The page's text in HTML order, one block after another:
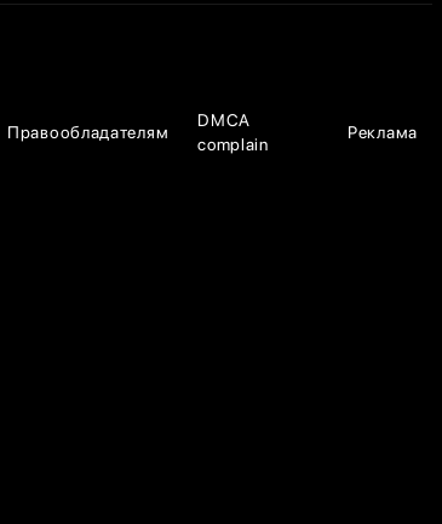
Правообладателям
DMCA
complain
Реклама